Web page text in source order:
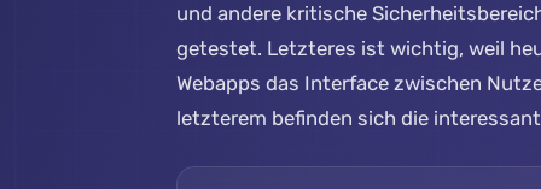
und andere kritische
getestet. Letzteres ist wichtig, weil
Webapps das Interface zwischen
letzterem befinden sich die